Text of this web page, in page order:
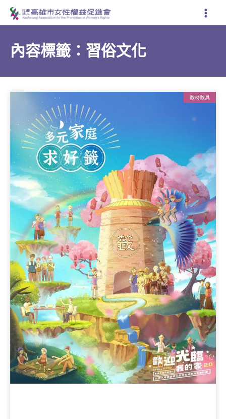
主
內容標籤：習俗文化
教材教具